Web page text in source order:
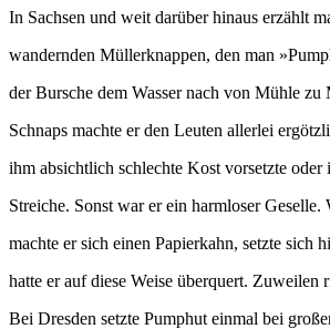
In Sachsen und weit darüber hinaus erzählt
wandernden Müllerknappen, den man
der Bursche dem Wasser nach von Mühle
Schnaps machte er den Leuten allerlei
ihm absichtlich schlechte Kost vorsetzte
Streiche. Sonst war er ein harmloser
machte er sich einen Papierkahn, setzte sich
hatte er auf diese Weise überquert.
Bei Dresden setzte Pumphut einmal bei